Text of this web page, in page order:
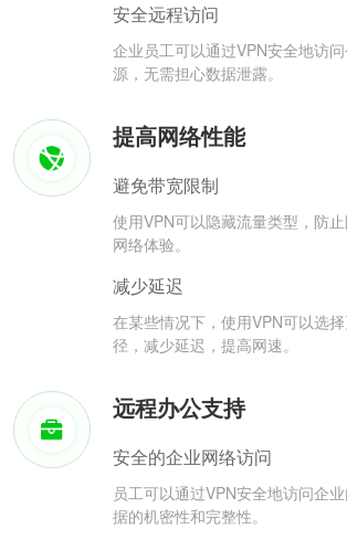
安全远程访问
企业员工可以通过VPN安全地访
源，无需担心数据泄露。
提高网络性能
避免带宽限制
使用VPN可以隐藏流量类型，防
网络体验。
减少延迟
在某些情况下，使用VPN可以选
径，减少延迟，提高网速。
远程办公支持
安全的企业网络访问
员工可以通过VPN安全地访问企
据的机密性和完整性。